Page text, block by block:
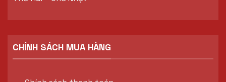
CHÍNH SÁCH MUA HÀNG